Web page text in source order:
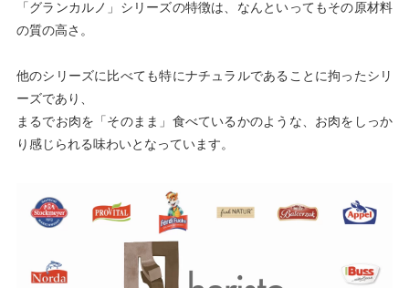
「グランカルノ」シリーズの特徴は、なんといってもその原材料
の質の高さ。
他のシリーズに比べても特にナチュラルであることに拘ったシリ
ーズであり、
まるでお肉を「そのまま」食べているかのような、お肉をしっか
り感じられる味わいとなっています。